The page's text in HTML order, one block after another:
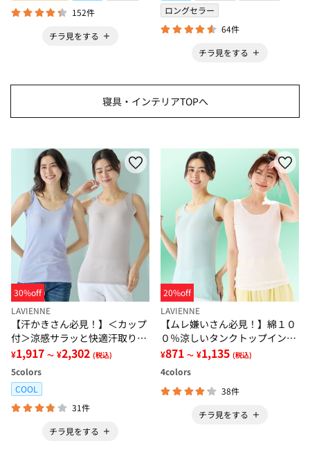
152件
チラ見をする
ロングセラー
64件
チラ見をする
寝具・インテリアTOPへ
30%off
LAVIENNE
【汗かきさん必見！】＜カップ
付＞涼感サラッと快適汗取りタ
ンクトップインナー＜さらりラ
ボ＞
¥1,917 ～ ¥2,302 (税込)
5colors
COOL
31件
チラ見をする
20%off
LAVIENNE
【ムレ嫌いさん必見！】綿１０
０％涼しいタンクトップインナ
ー＜さらりラボ＞
¥871 ～ ¥1,135 (税込)
4colors
38件
チラ見をする